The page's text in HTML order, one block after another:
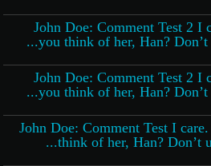
John Doe: Comment Test 2 I
you think of her, Han? Don’t
John Doe: Comment Test 2 I
you think of her, Han? Don’t
John Doe: Comment Test I
think of her, Han? Don’t